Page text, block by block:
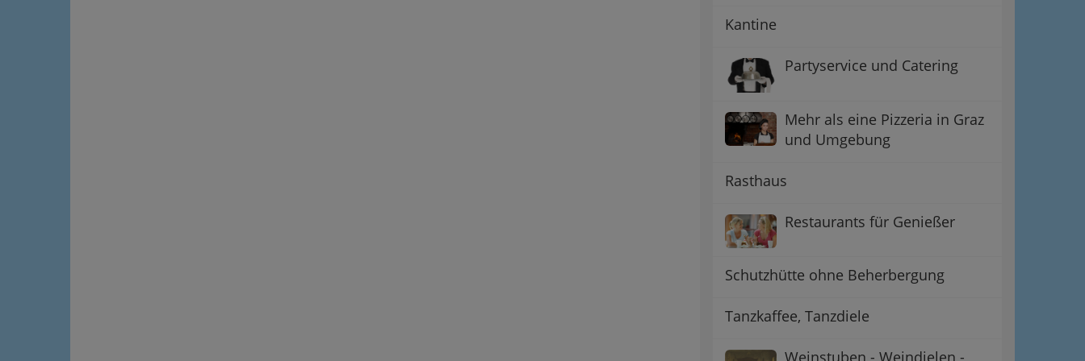
Kantine
Partyservice und Catering
Mehr als eine Pizzeria in Graz
und Umgebung
Rasthaus
Restaurants für Genießer
Schutzhütte ohne Beherbergung
Tanzkaffee, Tanzdiele
Weinstuben - Weindielen -